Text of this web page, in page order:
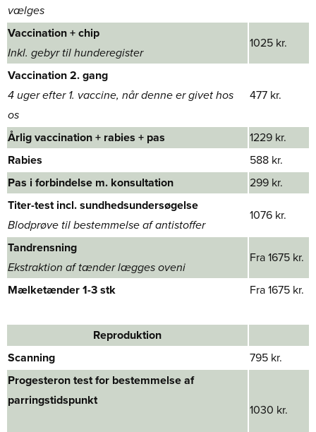
vælges
Vaccination​ + chip
​Inkl. gebyr til hunde​register
1025 kr.
Vaccination 2. gang
​4 uger efter​ 1. vaccine, når denne er givet hos
os
477 kr.
Årlig vaccination + rabies + pas​
1229 kr.
Rabies
588 kr.
Pas​ i forbindelse m. konsultation
299 kr.
Titer-test​ incl. sundhedsundersøgelse
Blodprøve til bestemmelse af antistoffer
1076 kr.
​Tandrensning
Ekstraktion af tænder lægges oveni
Fra 1675 kr.
Mælketænder 1-3 stk​ Fra 1675 kr.
Reproduktion
Scanning
795 kr.
Progesteron test for bestemmelse af
parringstidspunkt​
1030 kr.